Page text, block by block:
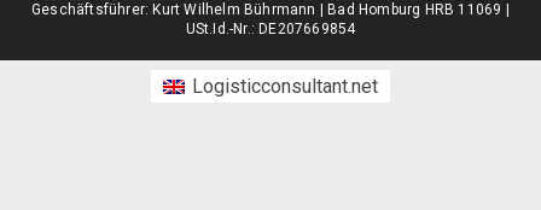
Geschäftsführer: Kurt Wilhelm Bührmann | Bad Homburg HRB 11069 |
USt.Id.-Nr.: DE207669854
Logisticconsultant.net